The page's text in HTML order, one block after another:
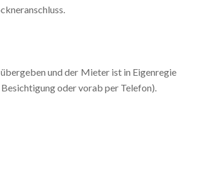
und der Mieter ist in Eigenregie
oder vorab per Telefon).